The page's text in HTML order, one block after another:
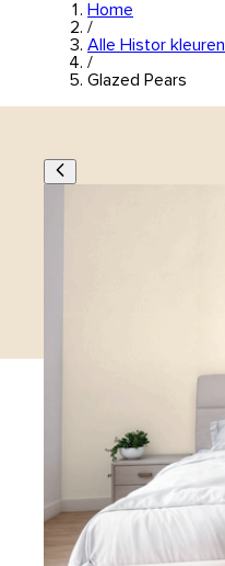
Home
/
Alle Histor kleuren
/
Glazed Pears